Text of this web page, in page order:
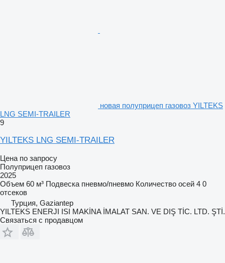
новая полуприцеп газовоз YILTEKS
LNG SEMI-TRAILER
9
YILTEKS LNG SEMI-TRAILER
Цена по запросу
Полуприцеп газовоз
2025
Объем 60 м³ Подвеска пневмо/пневмо Количество осей 4 0
отсеков
Турция, Gaziantep
YILTEKS ENERJI ISI MAKİNA İMALAT SAN. VE DIŞ TİC. LTD. ŞTİ.
Связаться с продавцом